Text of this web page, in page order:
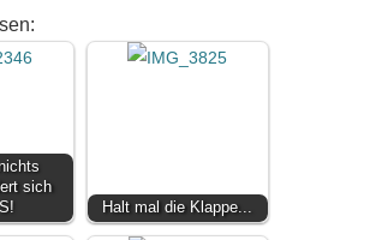
sich
Halt mal die Klappe...